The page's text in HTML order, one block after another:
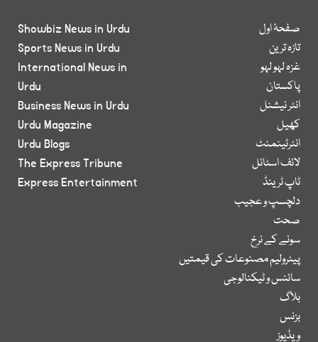
صفحۂ اول
تازہ ترین
غزہ لہو لہو
پاکستان
انٹر نیشنل
کھیل
انٹرٹینمنٹ
لائف اسٹائل
ٹاپ ٹرینڈ
دلچسپ و عجیب
صحت
سونے کے نرخ
پیٹرولیم مصنوعات کی قیمتیں
سائنس و ٹیکنالوجی
بلاگ
بزنس
ویڈیوز
Showbiz News in Urdu
Sports News in Urdu
International News in
Urdu
Business News in Urdu
Urdu Magazine
Urdu Blogs
The Express Tribune
Express Entertainment